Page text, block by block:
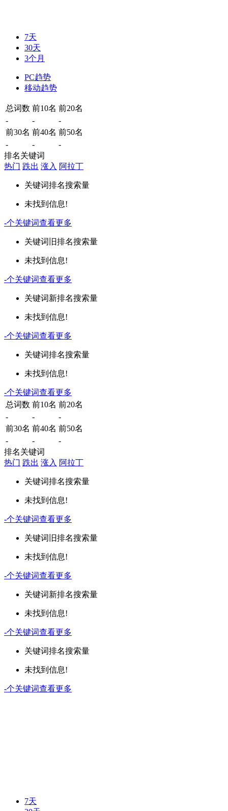
7天
30天
3个月
PC趋势
移动趋势
总词数 前10名 前20名
-
-
-
前30名 前40名 前50名
-
-
-
排名关键词
热门 跌出 涨入 阿拉丁
关键词排名搜索量
未找到信息!
-个关键词查看更多
关键词 旧排名搜索量
未找到信息!
-个关键词查看更多
关键词新排名搜索量
未找到信息!
-个关键词查看更多
关键词排名搜索量
未找到信息!
-个关键词查看更多
总词数 前10名 前20名
-
-
-
前30名 前40名 前50名
-
-
-
排名关键词
热门 跌出 涨入 阿拉丁
关键词排名搜索量
未找到信息!
-个关键词查看更多
关键词 旧排名搜索量
未找到信息!
-个关键词查看更多
关键词新排名搜索量
未找到信息!
-个关键词查看更多
关键词排名搜索量
未找到信息!
-个关键词查看更多
7天